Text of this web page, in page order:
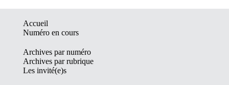
Accueil
Numéro en cours
Archives par numéro
Archives par rubrique
Les invité(e)s